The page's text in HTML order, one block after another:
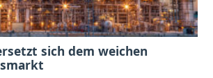
sich dem weichen